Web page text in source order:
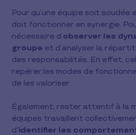
Pour qu’une équipe soit soudée
doit fonctionner en synergie.
nécessaire d’observer les
groupe et d’analyser la
des responsabilités. En effet,
repérer les modes de
de les valoriser.
Également, rester attentif à la
équipes travaillent
d’identifier les